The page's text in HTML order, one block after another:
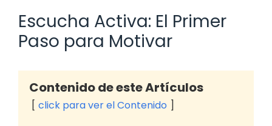
Escucha Activa: El Primer
Paso para Motivar
Contenido de este Artículos
click para ver el Contenido